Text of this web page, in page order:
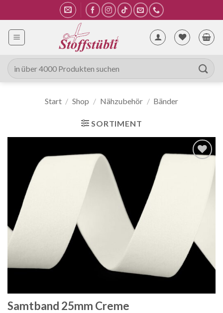
Inhalt
springen
Suche
nach:
Start / Shop / Nähzubehör / Bänder
SORTIMENT
Samtband 25mm Creme